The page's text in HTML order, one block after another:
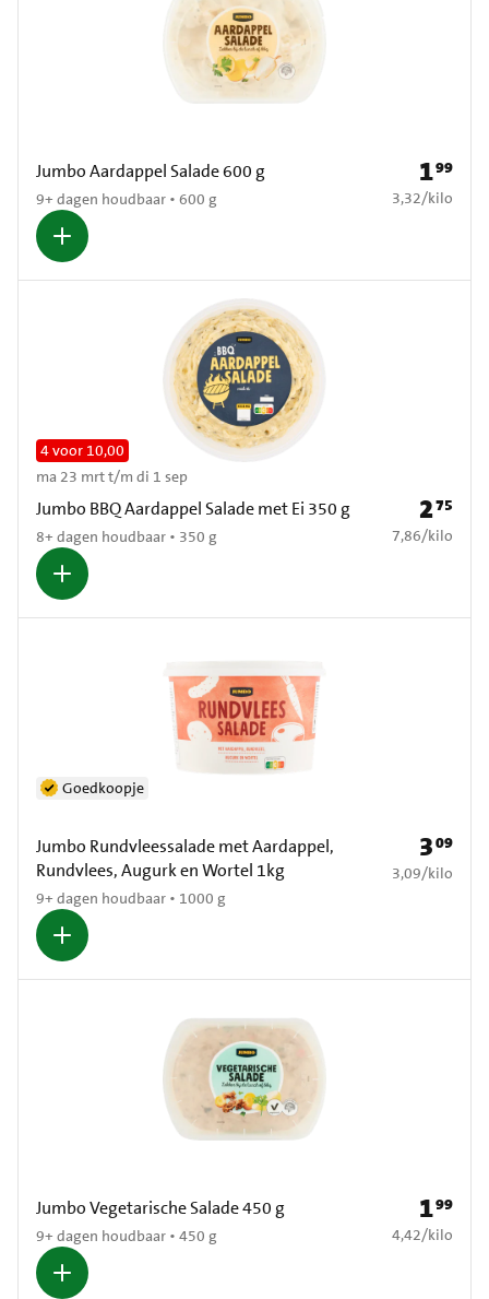
Jumbo Aardappel Salade 600 g
9+ dagen houdbaar • 600 g
Prijs: €
199
€ 3,32 per kilo
3,32/kilo
Jumbo BBQ Aardappel Salade met Ei 350 g
8+ dagen houdbaar • 350 g
4 voor 10,00
ma 23 mrt t/m di 1 sep
Prijs: €
275
€ 7,86 per kilo
7,86/kilo
Jumbo Rundvleessalade met Aardappel,
Rundvlees, Augurk en Wortel 1kg
9+ dagen houdbaar • 1000 g
Goedkoopje
Prijs: €
309
€ 3,09 per kilo
3,09/kilo
Jumbo Vegetarische Salade 450 g
9+ dagen houdbaar • 450 g
Prijs: €
199
€ 4,42 per kilo
4,42/kilo